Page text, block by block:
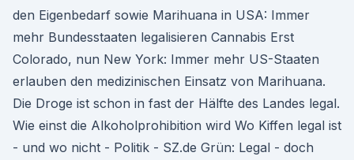
den Eigenbedarf sowie Marihuana in USA: Immer
mehr Bundesstaaten legalisieren Cannabis Erst
Colorado, nun New York: Immer mehr US-Staaten
erlauben den medizinischen Einsatz von Marihuana.
Die Droge ist schon in fast der Hälfte des Landes legal.
Wie einst die Alkoholprohibition wird Wo Kiffen legal ist
- und wo nicht - Politik - SZ.de Grün: Legal - doch